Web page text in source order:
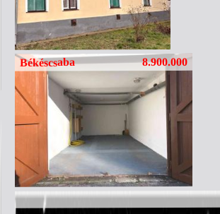
Békéscsaba 8.900.000